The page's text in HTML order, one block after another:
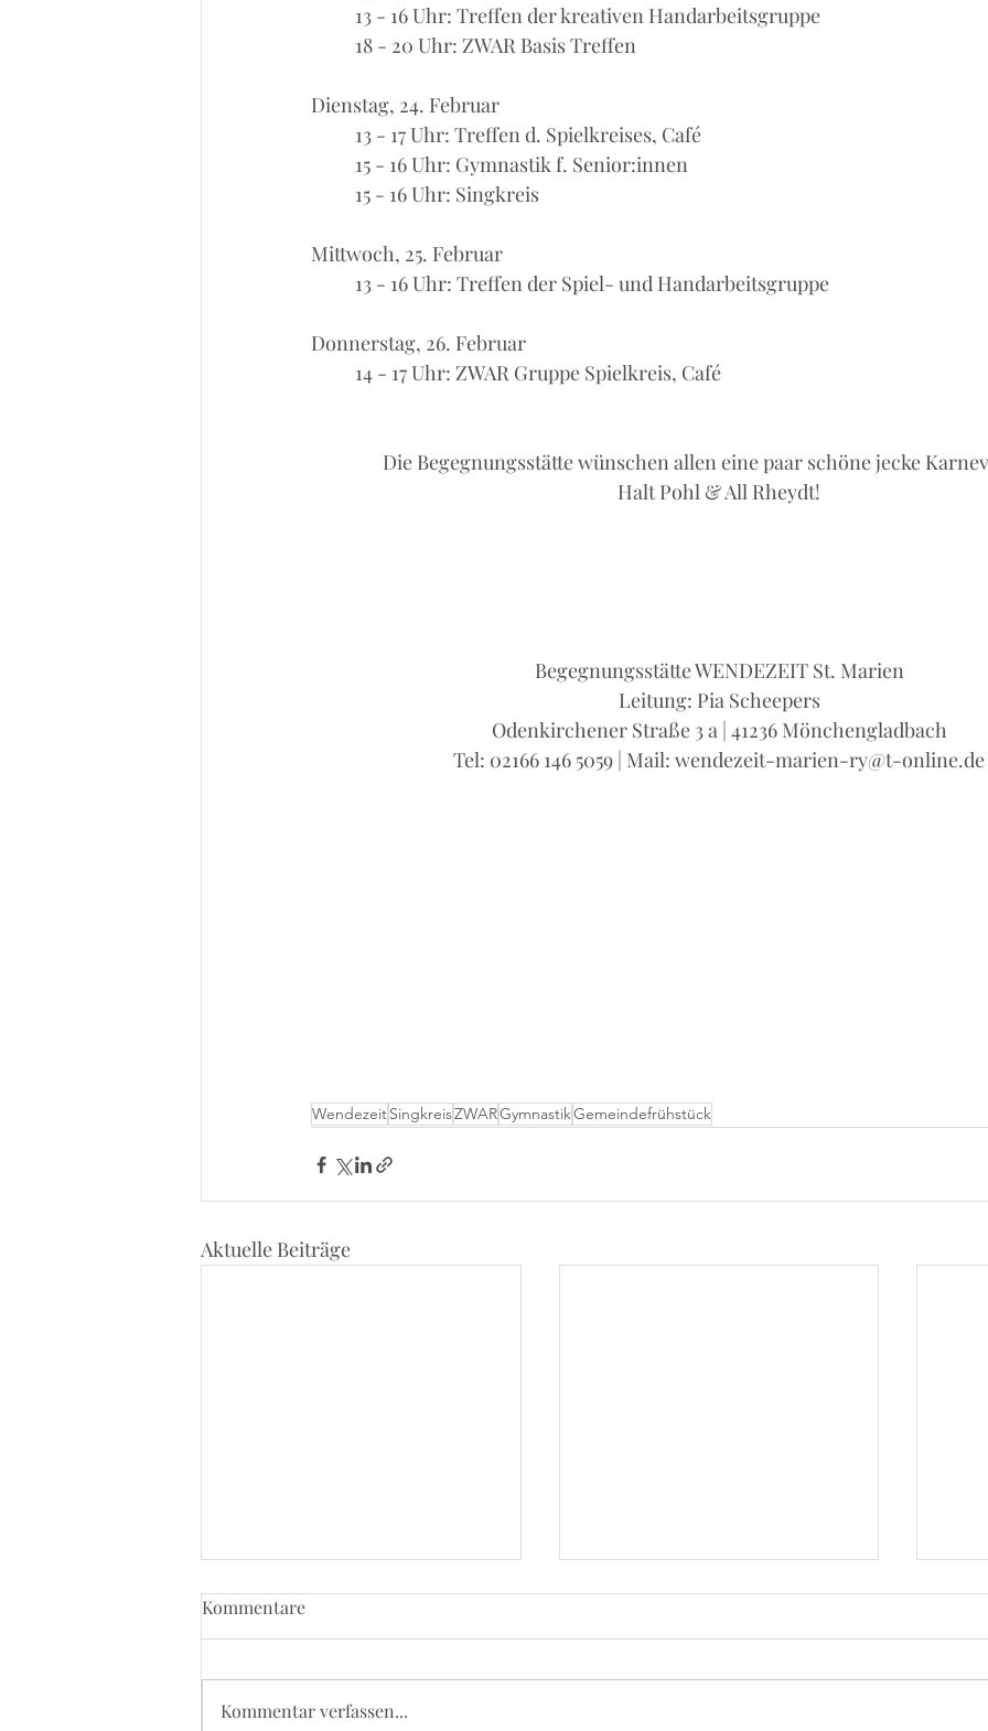
	13 - 16 Uhr: Treffen der kreativen Handarbeitsgruppe
	18 - 20 Uhr: ZWAR Basis Treffen
Dienstag, 24. Februar
	13 - 17 Uhr: Treffen d. Spielkreises, Café
	15 - 16 Uhr: Gymnastik f. Senior:innen
	15 - 16 Uhr: Singkreis
Mittwoch, 25. Februar
	13 - 16 Uhr: Treffen der Spiel- und Handarbeitsgruppe
Donnerstag, 26. Februar
	14 - 17 Uhr: ZWAR Gruppe Spielkreis, Café
Die Begegnungsstätte wünschen allen eine paar schöne jecke
Halt Pohl & All Rheydt!
Begegnungsstätte WENDEZEIT St. Marien
Leitung: Pia Scheepers
Odenkirchener Straße 3 a | 41236 Mönchengladbach
Tel: 02166 146 5059 | Mail: wendezeit-marien-ry@t-online.de
WendezeitSingkreisZWARGymnastikGemeindefrühstück
Aktuelle Beiträge
Kommentare
Kommentar verfassen...